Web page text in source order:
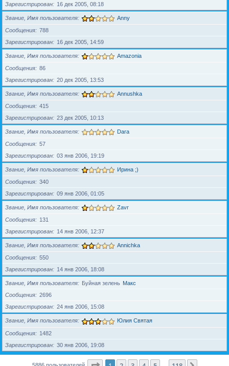
Зарегистрирован
16 дек 2005, 08:18
Звание, Имя пользователя Anny
Сообщения
788
Зарегистрирован
16 дек 2005, 14:59
Звание, Имя пользователя Amazonia
Сообщения
86
Зарегистрирован
20 дек 2005, 13:53
Звание, Имя пользователя Annushka
Сообщения
415
Зарегистрирован
23 дек 2005, 10:13
Звание, Имя пользователя Dara
Сообщения
57
Зарегистрирован
03 янв 2006, 19:19
Звание, Имя пользователя Ирина ;)
Сообщения
340
Зарегистрирован
09 янв 2006, 01:05
Звание, Имя пользователя Zavr
Сообщения
131
Зарегистрирован
14 янв 2006, 12:37
Звание, Имя пользователя Annichka
Сообщения
550
Зарегистрирован
14 янв 2006, 18:08
Звание, Имя пользователя Буйная зелень Макс
Сообщения
2696
Зарегистрирован
24 янв 2006, 15:08
Звание, Имя пользователя Юлия Святая
Сообщения
1482
Зарегистрирован
30 янв 2006, 19:08
5886 пользователей